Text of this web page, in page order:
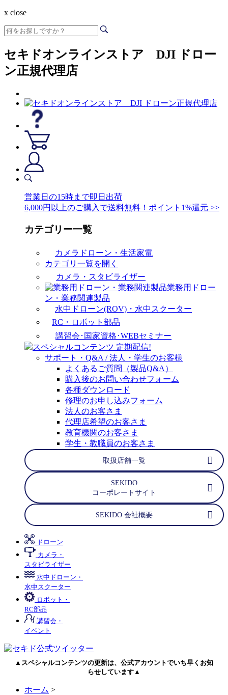
x close
セキドオンラインストア DJI ドロー
ン正規代理店
営業日の15時まで即日出荷
6,000円以上のご購入で送料無料！ポイント1%還元 >>
カテゴリー一覧
カメラドローン・生活家電
カテゴリ一覧を開く
カメラ・スタビライザー
業務用ドロー
ン・業務関連製品
水中ドローン(ROV)・水中スクーター
RC・ロボット部品
講習会･国家資格･WEBセミナー
スペシャルコンテンツ 定期配信!
サポート・Q&A / 法人・学生のお客様
よくあるご質問（製品Q&A）
購入後のお問い合わせフォーム
各種ダウンロード
修理のお申し込みフォーム
法人のお客さま
代理店希望のお客さま
教育機関のお客さま
学生・教職員のお客さま
取扱店舗一覧
SEKIDO
コーポレートサイト
SEKIDO 会社概要
ドローン
カメラ・
スタビライザー
水中ドローン・
水中スクーター
ロボット・
RC部品
講習会・
イベント
▲スペシャルコンテンツの更新は、公式アカウントでいち早くお知
らせしています▲
ホーム >